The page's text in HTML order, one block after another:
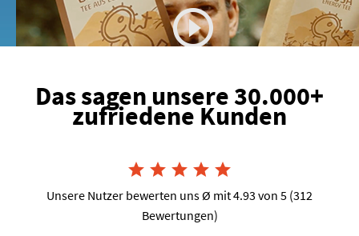
Das sagen unsere 30.000+
zufriedene Kunden
    
Unsere Nutzer bewerten uns Ø mit 4.93 von 5 (312
Bewertungen)